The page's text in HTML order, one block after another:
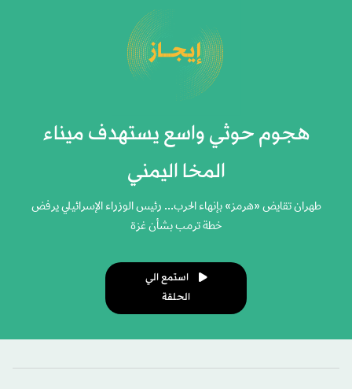
هجوم حوثي واسع يستهدف ميناء
المخا اليمني
طهران تقايض «هرمز» بإنهاء الحرب... رئيس الوزراء الإسرائيلي يرفض
خطة ترمب بشأن غزة
استمع الي
الحلقة